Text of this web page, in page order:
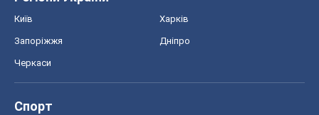
Київ Харків
Запоріжжя Дніпро
Черкаси
Спорт